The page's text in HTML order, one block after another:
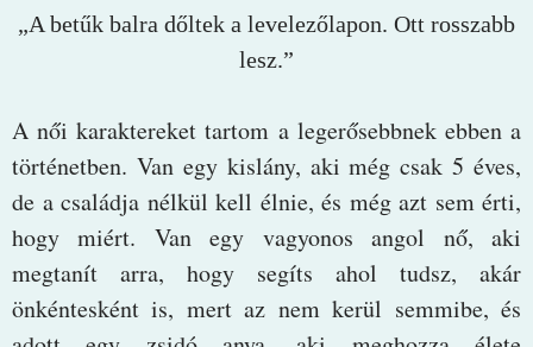
„A betűk balra dőltek a levelezőlapon. Ott rosszabb
lesz.”
A női karaktereket tartom a legerősebbnek ebben a
történetben. Van egy kislány, aki még csak 5 éves,
de a családja nélkül kell élnie, és még azt sem érti,
hogy miért. Van egy vagyonos angol nő, aki
megtanít arra, hogy segíts ahol tudsz, akár
önkéntesként is, mert az nem kerül semmibe, és